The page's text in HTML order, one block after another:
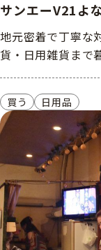
サンエーV21よ
地元密着で丁寧な
貨・日用雑貨まで
買う 日用品